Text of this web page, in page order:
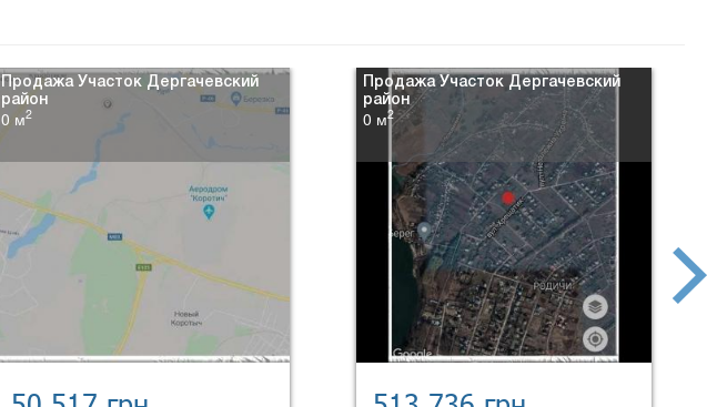
Продажа Участок Дергачевский
район
0 м2
Продажа Участок Дергачевский
район
0 м2
next